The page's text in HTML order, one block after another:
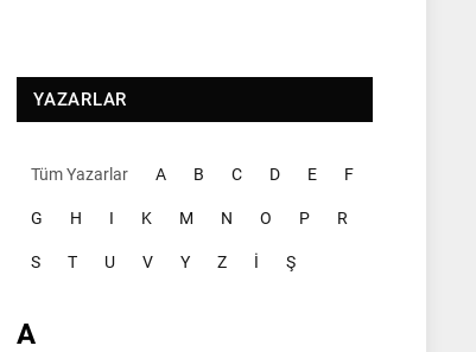
YAZARLAR
Tüm Yazarlar A B C D E F
G H I K M N O P R
S T U V Y Z İ Ş
A